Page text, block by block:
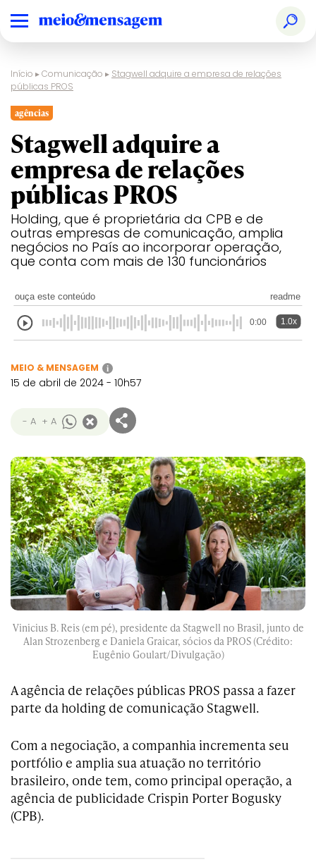
Início ▸Comunicação ▸ Stagwell adquire a empresa de relações
públicas PROS
agências
Stagwell adquire a
empresa de relações
públicas PROS
Holding, que é proprietária da CPB e de
outras empresas de comunicação, amplia
negócios no País ao incorporar operação,
que conta com mais de 130 funcionários
ouça este conteúdo readme
0:00 1.0x
MEIO & MENSAGEM i
15 de abril de 2024 - 10h57
- A + A
Vinicius B. Reis (em pé), presidente da Stagwell no Brasil, junto de
Alan Strozenberg e Daniela Graicar, sócios da PROS (Crédito:
Eugênio Goulart/Divulgação)
A agência de relações públicas PROS passa a fazer
parte da holding de comunicação Stagwell.
Com a negociação, a companhia incrementa seu
portfólio e amplia sua atuação no território
brasileiro, onde tem, como principal operação, a
agência de publicidade Crispin Porter Bogusky
(CPB).